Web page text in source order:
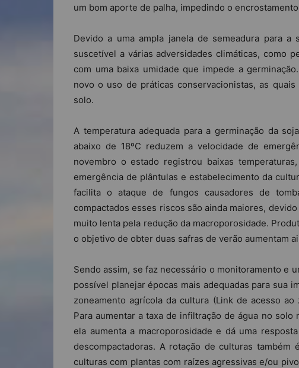
um bom aporte de palha, impedindo o
Devido a uma ampla janela de semeadura para
suscetível a várias adversidades climáticas, como
com uma baixa umidade que impede a
novo o uso de práticas conservacionistas, as
solo.
A temperatura adequada para a germinação da
abaixo de 18ºC reduzem a velocidade de
novembro o estado registrou baixas
emergência de plântulas e estabelecimento da
facilita o ataque de fungos causadores de
compactados esses riscos são ainda maiores,
muito lenta pela redução da macroporosidade.
o objetivo de obter duas safras de verão aumentam
Sendo assim, se faz necessário o monitoramento e
possível planejar épocas mais adequadas para sua
zoneamento agrícola da cultura (Link de acesso
Para aumentar a taxa de infiltração de água no
ela aumenta a macroporosidade e dá uma
descompactadoras. A rotação de culturas
culturas com plantas com raízes agressivas e/ou